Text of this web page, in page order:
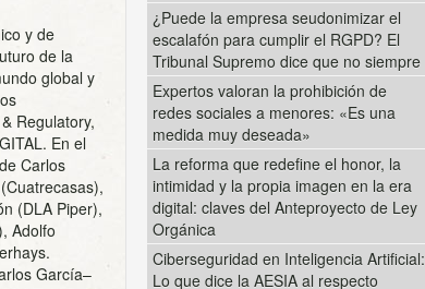
y de
de la
global y
Regulatory,
En el
Carlos
(DLA Piper),
Adolfo
García–
¿Puede la empresa seudonimizar el
escalafón para cumplir el RGPD? El
Tribunal Supremo dice que no siempre
Expertos valoran la prohibición de
redes sociales a menores: «Es una
medida muy deseada»
La reforma que redefine el honor, la
intimidad y la propia imagen en la era
digital: claves del Anteproyecto de Ley
Orgánica
Ciberseguridad en Inteligencia Artificial:
Lo que dice la AESIA al respecto